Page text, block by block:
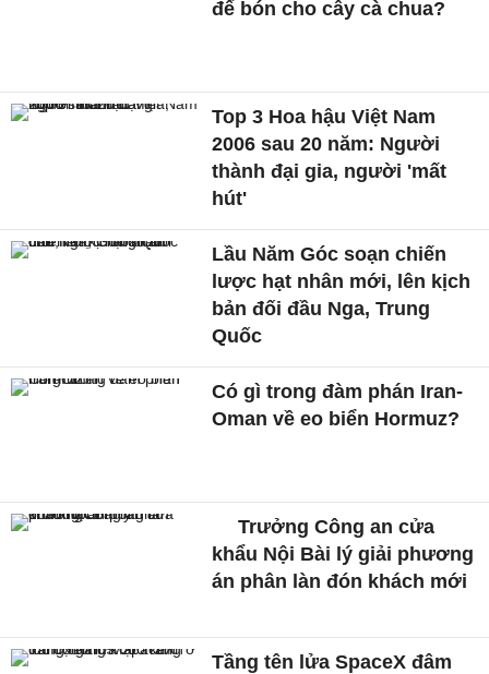
để bón cho cây cà chua?
Top 3 Hoa hậu Việt Nam
2006 sau 20 năm: Người
thành đại gia, người 'mất
hút'
Lầu Năm Góc soạn chiến
lược hạt nhân mới, lên kịch
bản đối đầu Nga, Trung
Quốc
Có gì trong đàm phán Iran-
Oman về eo biển Hormuz?
Trưởng Công an cửa
khẩu Nội Bài lý giải phương
án phân làn đón khách mới
Tầng tên lửa SpaceX đâm